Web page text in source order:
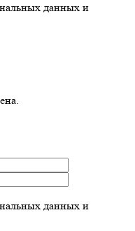
данных и
данных и